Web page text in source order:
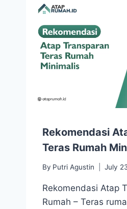
Rekomendasi
Teras Rumah
By Putri Agustin July
Rekomendasi Atap
Rumah – Teras